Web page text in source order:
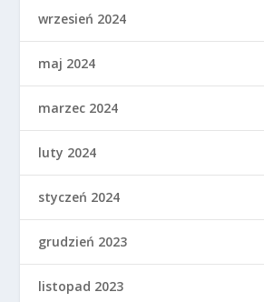
wrzesień 2024
maj 2024
marzec 2024
luty 2024
styczeń 2024
grudzień 2023
listopad 2023